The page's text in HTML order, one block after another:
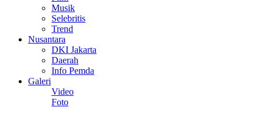
Musik
Selebritis
Trend
Nusantara
DKI Jakarta
Daerah
Info Pemda
Galeri
Video
Foto